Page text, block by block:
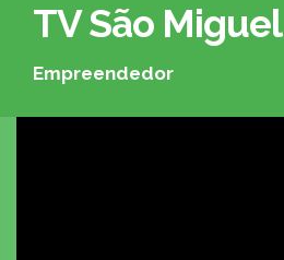
TV São Miguel
Empreendedor